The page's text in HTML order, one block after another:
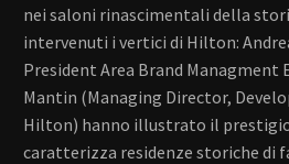
nei saloni rinascimentali della
intervenuti i vertici di Hilton:
President Area Brand Managment
Mantin (Managing Director,
Hilton) hanno illustrato il
caratterizza residenze storiche di